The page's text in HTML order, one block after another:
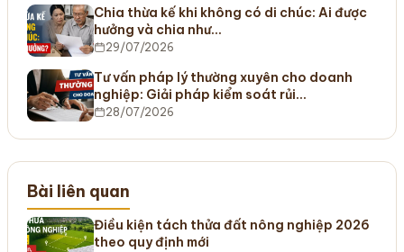
Chia thừa kế khi không có di chúc: Ai được
hưởng và chia như…
29/07/2026
Tư vấn pháp lý thường xuyên cho doanh
nghiệp: Giải pháp kiểm soát rủi…
28/07/2026
Bài liên quan
Điều kiện tách thửa đất nông nghiệp 2026
theo quy định mới